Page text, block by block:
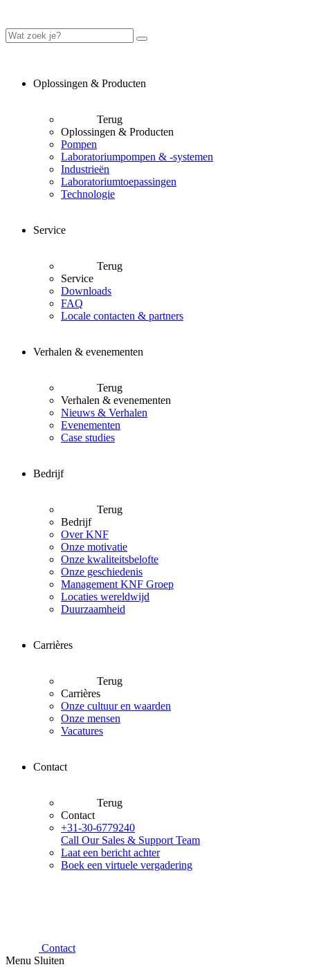
Oplossingen & Producten
Terug
Oplossingen & Producten
Pompen
Laboratoriumpompen & -systemen
Industrieën
Laboratoriumtoepassingen
Technologie
Service
Terug
Service
Downloads
FAQ
Locale contacten & partners
Verhalen & evenementen
Terug
Verhalen & evenementen
Nieuws & Verhalen
Evenementen
Case studies
Bedrijf
Terug
Bedrijf
Over KNF
Onze motivatie
Onze kwaliteitsbelofte
Onze geschiedenis
Management KNF Groep
Locaties wereldwijd
Duurzaamheid
Carrières
Terug
Carrières
Onze cultuur en waarden
Onze mensen
Vacatures
Contact
Terug
Contact
+31-30-6779240
Call Our Sales & Support Team
Laat een bericht achter
Boek een virtuele vergadering
Contact
Menu Sluiten